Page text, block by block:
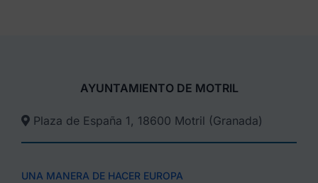
AYUNTAMIENTO DE MOTRIL
Plaza de España 1, 18600 Motril (Granada)​
UNA MANERA DE HACER EUROPA